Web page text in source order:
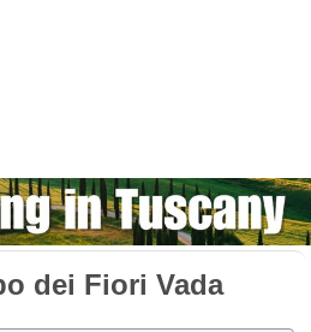
dei Fiori Vada